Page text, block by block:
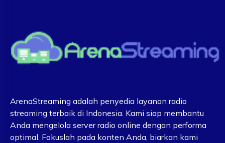
ArenaStreaming adalah penyedia layanan radio
streaming terbaik di Indonesia. Kami siap membantu
Anda mengelola server radio online dengan performa
optimal. Fokuslah pada konten Anda, biarkan kami